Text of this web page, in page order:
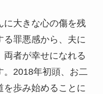
に大きな心の傷を残
る罪悪感から、夫に
者が幸せになれる
。2018年初頭、お二
を歩み始めることに